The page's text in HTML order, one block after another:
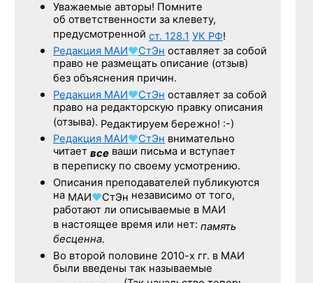
Уважаемые авторы! Помните
об ответственности за клевету,
предусмотренной ст. 128.1 УК РФ!
Редакция МАИ♥СтЭн оставляет за собой
право не размещать описание (отзыв)
без объяснения причин.
Редакция МАИ♥СтЭн оставляет за собой
право на редакторскую правку описания
(отзыва). Редактируем бережно! :-)
Редакция МАИ♥СтЭн внимательно
читает все ваши письма и вступает
в переписку по своему усмотрению.
Описания преподавателей публикуются
на МАИ♥СтЭн независимо от того,
работают ли описываемые в МАИ
в настоящее время или нет: память
бесценна.
Во второй половине 2010-х гг. в МАИ
были введены так называемые